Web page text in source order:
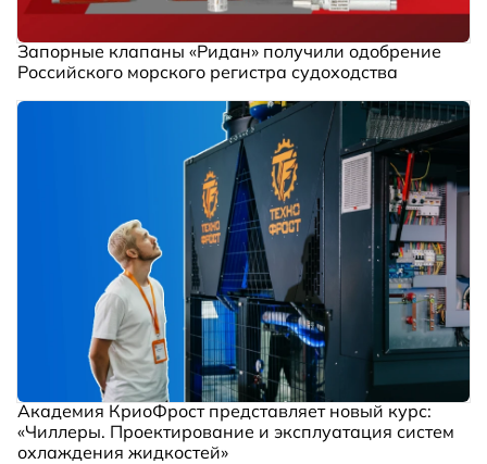
Запорные клапаны «Ридан» получили одобрение
Российского морского регистра судоходства
Академия КриоФрост представляет новый курс:
«Чиллеры. Проектирование и эксплуатация систем
охлаждения жидкостей»